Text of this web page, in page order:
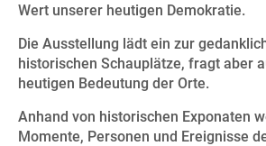
Wert unserer heutigen Demokratie.
Die Ausstellung lädt ein zur
historischen Schauplätze, fragt aber
heutigen Bedeutung der Orte.
Anhand von historischen Exponaten
Momente, Personen und Ereignisse